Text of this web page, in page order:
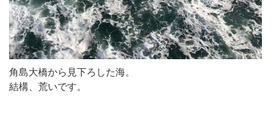
角島大橋から見下ろした海。
結構、荒いです。